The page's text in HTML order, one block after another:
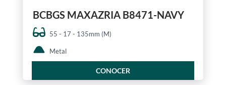
BCBGS MAXAZRIA B8471-NAVY
55 - 17 - 135mm (M)
Metal
CONOCER